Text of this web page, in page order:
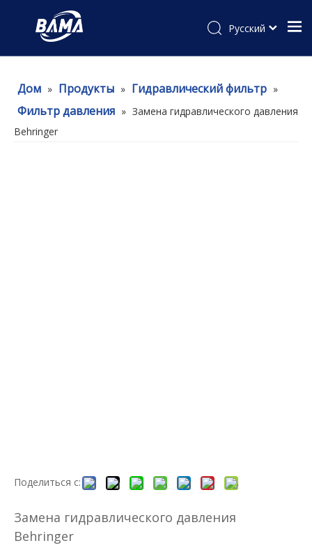
Pусский
Дом » Продукты » Гидравлический фильтр »
Фильтр давления » Замена гидравлического давления
Behringer
Поделиться с:
Замена гидравлического давления
Behringer